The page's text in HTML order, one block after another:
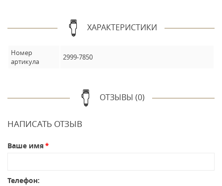
ХАРАКТЕРИСТИКИ
Номер
артикула
2999-7850
ОТЗЫВЫ (0)
НАПИСАТЬ ОТЗЫВ
Ваше имя
Телефон: